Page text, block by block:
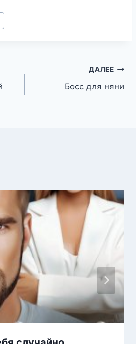
ДАЛЕЕ
Босс для няни